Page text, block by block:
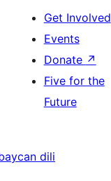
Get Involved
Events
Donate ↗
Five for the
Future
dili